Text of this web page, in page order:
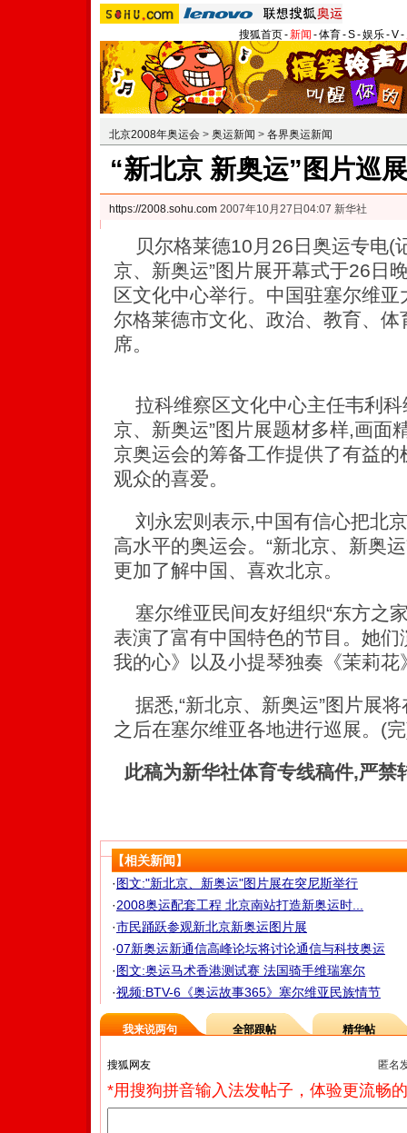
搜狐首页-新闻 -体育-S-娱乐-V-
北京2008年奥运会 > 奥运新闻 > 各界奥运新闻
“新北京 新奥运”图片巡
https://2008.sohu.com 2007年10月27日04:07 新华社
贝尔格莱德10月26日奥运专电(
京、新奥运”图片展开幕式于26日
区文化中心举行。中国驻塞尔维
尔格莱德市文化、政治、教育、
席。
拉科维察区文化中心主任韦利科
京、新奥运”图片展题材多样,画面
京奥运会的筹备工作提供了有益
观众的喜爱。
刘永宏则表示,中国有信心把北
高水平的奥运会。“新北京、新奥
更加了解中国、喜欢北京。
塞尔维亚民间友好组织“东方之
表演了富有中国特色的节目。她
我的心》以及小提琴独奏《茉莉
据悉,“新北京、新奥运”图片展
之后在塞尔维亚各地进行巡展。(
此稿为新华社体育专线稿件,严禁
【相关新闻】
·图文:"新北京、新奥运"图片展在突尼斯举行
·2008奥运配套工程 北京南站打造新奥运时...
·市民踊跃参观新北京新奥运图片展
·07新奥运新通信高峰论坛将讨论通信与科技奥运
·图文:奥运马术香港测试赛 法国骑手维瑞塞尔
·视频:BTV-6《奥运故事365》塞尔维亚民族情节
我来说两句 全部跟帖 精华帖
匿名
*用搜狗拼音输入法发帖子，体验更流畅